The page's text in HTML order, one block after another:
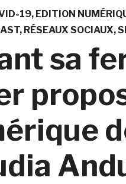
19 EDITION
RÉSEAUX SOCIAUX
sa